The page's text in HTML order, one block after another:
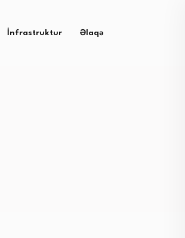
İnfrastruktur Əlaqə